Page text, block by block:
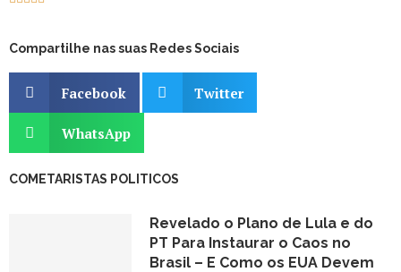
Compartilhe nas suas Redes Sociais
Facebook Twitter
WhatsApp
COMETARISTAS POLITICOS
Revelado o Plano de Lula e do
PT Para Instaurar o Caos no
Brasil – E Como os EUA Devem